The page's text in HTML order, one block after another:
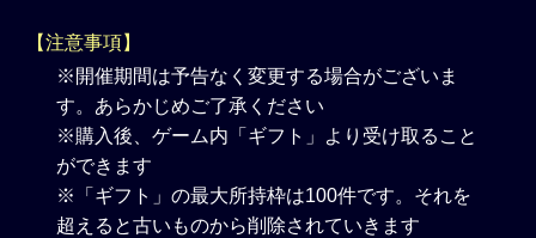
【注意事項】
※開催期間は予告なく変更する場合がございま
す。あらかじめご了承ください
※購入後、ゲーム内「ギフト」より受け取ること
ができます
※「ギフト」の最大所持枠は100件です。それを
超えると古いものから削除されていきます